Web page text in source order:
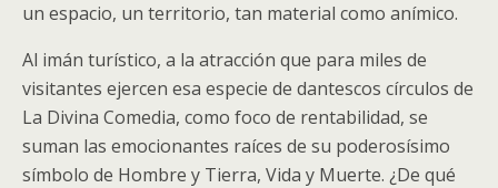
un espacio, un territorio, tan material como anímico.
Al imán turístico, a la atracción que para miles de
visitantes ejercen esa especie de dantescos círculos de
La Divina Comedia, como foco de rentabilidad, se
suman las emocionantes raíces de su poderosísimo
símbolo de Hombre y Tierra, Vida y Muerte. ¿De qué